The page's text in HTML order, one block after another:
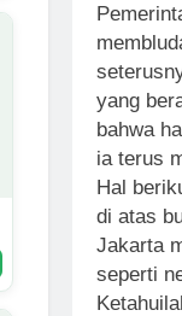
yang
bahwa
ia terus
Hal
di atas
Jakarta
seperti